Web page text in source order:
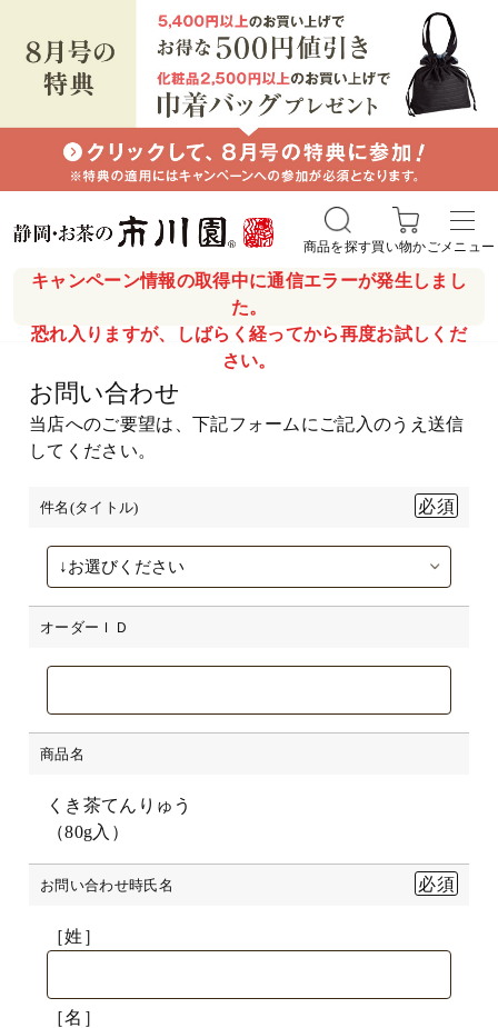
キャンペーン情報の取得中に通信エラーが発生しまし
た。
恐れ入りますが、しばらく経ってから再度お試しくだ
さい。
商品を探す買い物かごメニュー
お問い合わせ
当店へのご要望は、下記フォームにご記入のうえ送信
してください。
件名(タイトル)
オーダーＩＤ
商品名
くき茶てんりゅう
（80g入）
お問い合わせ時氏名
［姓］
［名］